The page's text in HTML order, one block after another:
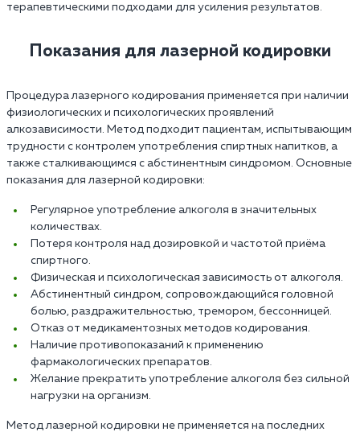
терапевтическими подходами для усиления результатов.
Показания для лазерной кодировки
Процедура лазерного кодирования применяется при наличии
физиологических и психологических проявлений
алкозависимости. Метод подходит пациентам, испытывающим
трудности с контролем употребления спиртных напитков, а
также сталкивающимся с абстинентным синдромом. Основные
показания для лазерной кодировки:
Регулярное употребление алкоголя в значительных
количествах.
Потеря контроля над дозировкой и частотой приёма
спиртного.
Физическая и психологическая зависимость от алкоголя.
Абстинентный синдром, сопровождающийся головной
болью, раздражительностью, тремором, бессонницей.
Отказ от медикаментозных методов кодирования.
Наличие противопоказаний к применению
фармакологических препаратов.
Желание прекратить употребление алкоголя без сильной
нагрузки на организм.
Метод лазерной кодировки не применяется на последних